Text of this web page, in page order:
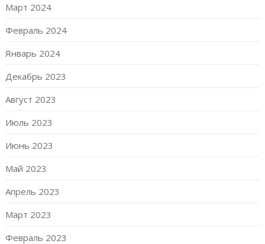
Март 2024
Февраль 2024
Январь 2024
Декабрь 2023
Август 2023
Июль 2023
Июнь 2023
Май 2023
Апрель 2023
Март 2023
Февраль 2023